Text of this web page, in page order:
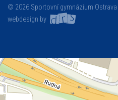
© 2026 Sportovní gymnázium Ostrava |
webdesign by